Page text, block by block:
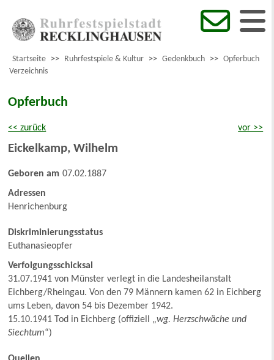
Startseite >> Ruhrfestspiele & Kultur >> Gedenkbuch >> Opferbuch
Verzeichnis
Opferbuch
<< zurück vor >>
Eickelkamp, Wilhelm
Geboren am 07.02.1887
Adressen
Henrichenburg
Diskriminierungsstatus
Euthanasieopfer
Verfolgungsschicksal
31.07.1941 von Münster verlegt in die Landesheilanstalt
Eichberg/Rheingau. Von den 79 Männern kamen 62 in Eichberg
ums Leben, davon 54 bis Dezember 1942.
15.10.1941 Tod in Eichberg (offiziell „wg. Herzschwäche und
Siechtum“)